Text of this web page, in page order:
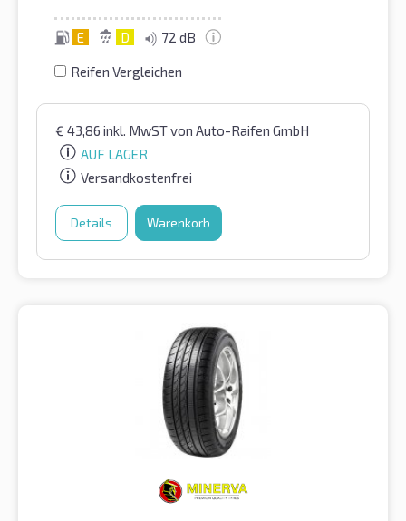
E D 72 dB
Reifen Vergleichen
€ 43,86 inkl. MwSTvon Auto-Raifen GmbH
AUF LAGER
Versandkostenfrei
Details Warenkorb